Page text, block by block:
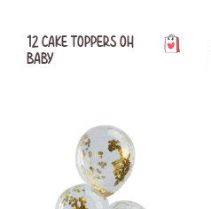
12 CAKE TOPPERS OH
BABY